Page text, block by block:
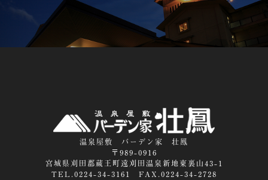
温泉屋敷 バーデン家 壮鳳
〒989-0916
宮城県刈田郡蔵王町遠刈田温泉新地東裏山43-1
TEL.0224-34-3161 FAX.0224-34-2728